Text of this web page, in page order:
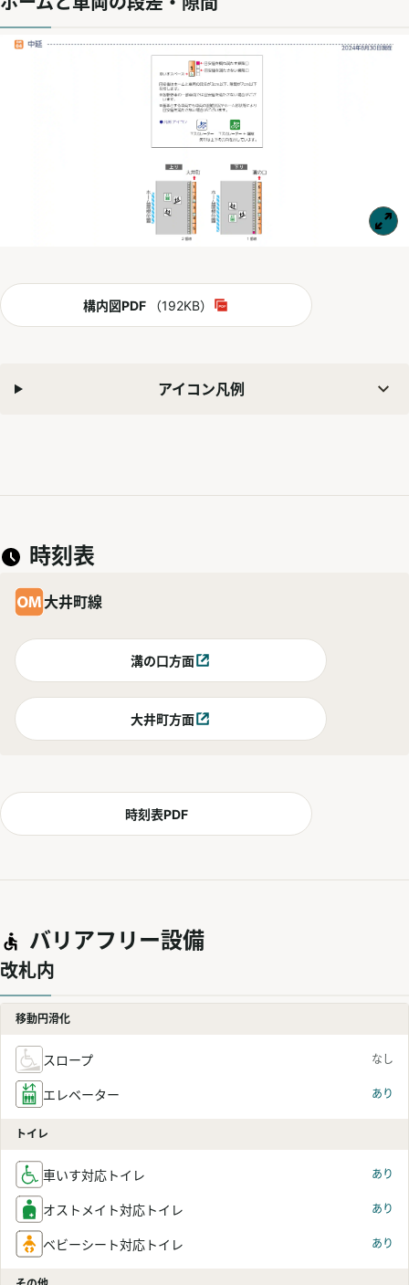
構内図PDF PDF
（192KB）
別ウィンドウで開く
アイコン凡例
時刻表
大井町線
溝の口方面別ウィンドウで開く
大井町方面別ウィンドウで開く
時刻表PDF
バリアフリー設備
改札内
移動円滑化
スロープ なし
エレベーター あり
トイレ
車いす対応トイレ あり
オストメイト対応トイレ あり
ベビーシート対応トイレ あり